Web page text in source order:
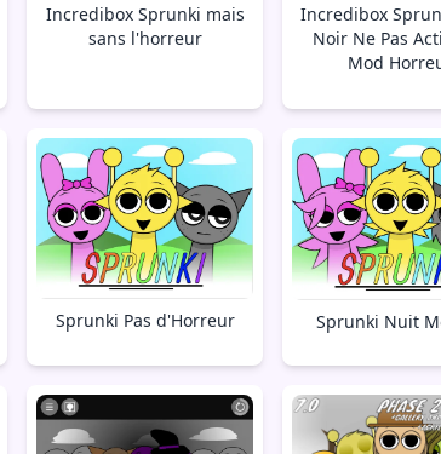
Incredibox Sprunki mais
sans l'horreur
Incredibox
Noir Ne Pas
Mod
Sprunki Pas d'Horreur Sprunki Nuit